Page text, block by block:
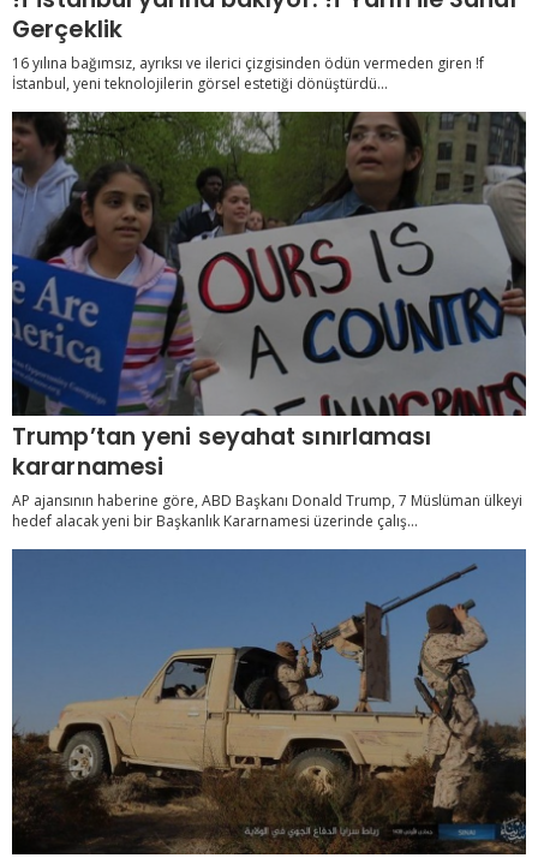
Gerçeklik
16 yılına bağımsız, ayrıksı ve ilerici çizgisinden ödün vermeden giren !f
İstanbul, yeni teknolojilerin görsel estetiği dönüştürdü...
Trump’tan yeni seyahat sınırlaması
kararnamesi
AP ajansının haberine göre, ABD Başkanı Donald Trump, 7 Müslüman ülkeyi
hedef alacak yeni bir Başkanlık Kararnamesi üzerinde çalış...